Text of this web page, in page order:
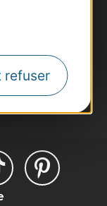
refuser
des
de sorties.